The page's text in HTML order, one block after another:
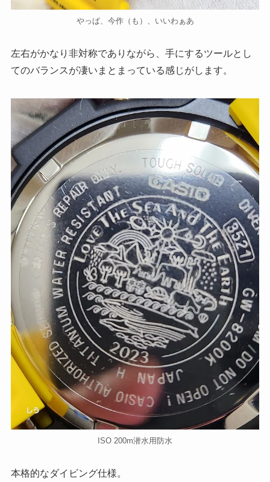
やっぱ、今作（も）、いいわぁあ
左右がかなり非対称でありながら、手にするツールとし
てのバランスが凄いまとまっている感じがします。
ISO 200m潜水用防水
本格的なダイビング仕様。